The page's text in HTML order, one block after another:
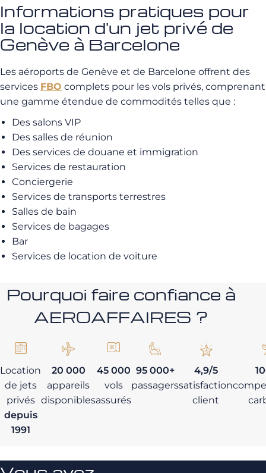
Informations pratiques pour
la location d'un jet privé de
Genève à Barcelone
Les aéroports de Genève et de Barcelone offrent des
services FBO complets pour les vols privés, comprenant
une gamme étendue de commodités telles que :
Des salons VIP
Des salles de réunion
Des services de douane et immigration
Services de restauration
Conciergerie
Services de transports terrestres
Salles de bain
Services de bagages
Bar
Services de location de voiture
Pourquoi faire confiance à
AEROAFFAIRES ?
Location
de jets
privés
depuis
1991
20 000
appareils
disponibles
45 000
vols
assurés
95 000+
passagers
4,9/5
satisfaction
client